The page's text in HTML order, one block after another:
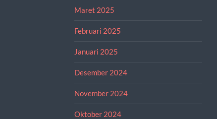
Maret 2025
Februari 2025
Januari 2025
Desember 2024
November 2024
Oktober 2024